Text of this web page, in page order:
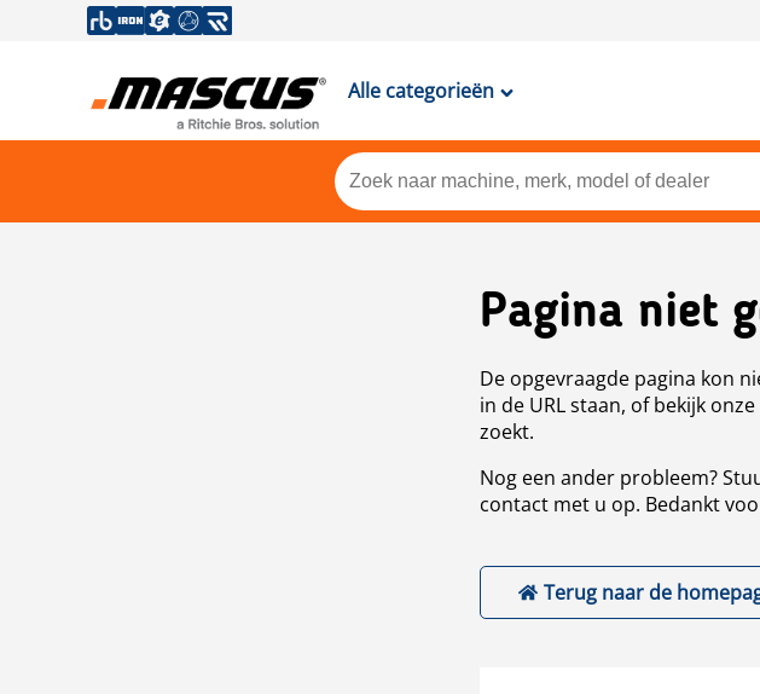
Alle categorieën
Pagina niet
De opgevraagde pagina kon
in de URL staan, of bekijk
zoekt.
Nog een ander probleem?
contact met u op. Bedankt
Terug naar de